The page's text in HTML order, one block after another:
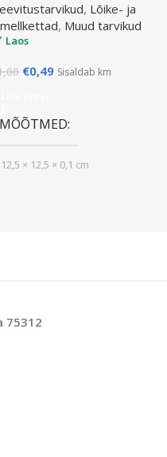
, Lõike- ja
, Muud tarvikud
Laos
€0,49 Sisaldab km
MÕÕTMED
12,5 × 12,5 × 0,1 cm
75312